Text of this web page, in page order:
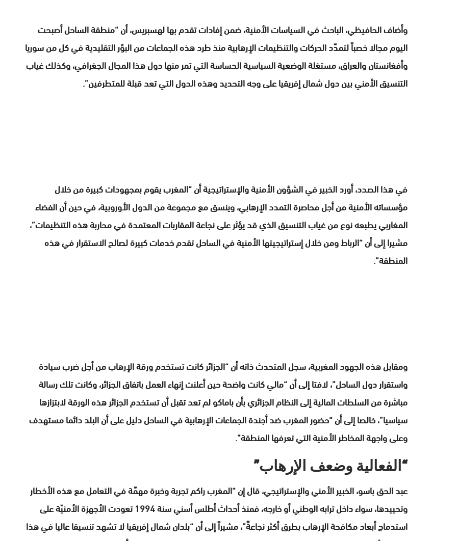
وأضاف الحافيظي، الباحث في السياسات الأمنية، ضمن إفادات تقدم بها لهسبريس، أن “منطقة الساحل أصبحت
اليوم مجالا خصباً لتمدّد الحركات والتنظيمات الإرهابية منذ طرد هذه الجماعات من البؤر التقليدية في كل من سوريا
وأفغانستان والعراق، مستغلة الوضعية السياسية الحساسة التي تمر منها دول هذا المجال الجغرافي، وكذلك غياب
التنسيق الأمني بين دول شمال إفريقيا على وجه التحديد وهذه الدول التي تعد قبلة للمتطرفين”.
في هذا الصدد، أورد الخبير في الشؤون الأمنية والإستراتيجية أن “المغرب يقوم بمجهودات كبيرة من خلال
مؤسساته الأمنية من أجل محاصرة التمدد الإرهابي، وينسق مع مجموعة من الدول الأوروبية، في حين أن الفضاء
المغاربي يطبعه نوع من غياب التنسيق الذي قد يؤثر على نجاعة المقاربات المعتمدة في محاربة هذه التنظيمات”،
مشيرا إلى أن “الرباط ومن خلال إستراتيجيتها الأمنية في الساحل تقدم خدمات كبيرة لصالح الاستقرار في هذه
المنطقة”.
ومقابل هذه الجهود المغربية، سجل المتحدث ذاته أن “الجزائر كانت تستخدم ورقة الإرهاب من أجل ضرب سيادة
واستقرار دول الساحل”، لافتا إلى أن “مالي كانت واضحة حين أعلنت إنهاء العمل باتفاق الجزائر، وكانت تلك رسالة
مباشرة من السلطات المالية إلى النظام الجزائري بأن باماكو لم تعد تقبل أن تستخدم الجزائر هذه الورقة لابتزازها
سياسيا”، خالصا إلى أن “حضور المغرب ضد أجندة الجماعات الإرهابية في الساحل دليل على أن البلد دائما مستهدف
وعلى واجهة المخاطر الأمنية التي تعرفها المنطقة”.
“الفعالية وضعف الإرهاب”
عبد الحق باسو، الخبير الأمني والإستراتيجي، قال إن “المغرب راكم تجربة وخبرة مهمّة في التعامل مع هذه الأخطار
وتحييدها، سواء داخل ترابه الوطني أو خارجه، فمنذ أحداث أطلس أسني سنة 1994 تعودت الأجهزة الأمنيّة على
استدماج أبعاد مكافحة الإرهاب بطرق أكثر نجاعةً”، مشيراً إلى أن “بلدان شمال إفريقيا لا تشهد تنسيقا عاليا في هذا